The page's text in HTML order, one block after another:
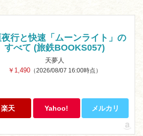
行と快速「ムーンライト」の
すべて (旅鉄BOOKS057)
天夢人
￥1,490 （2026/08/07 16:00時点）
楽天 Yahoo! メルカリ